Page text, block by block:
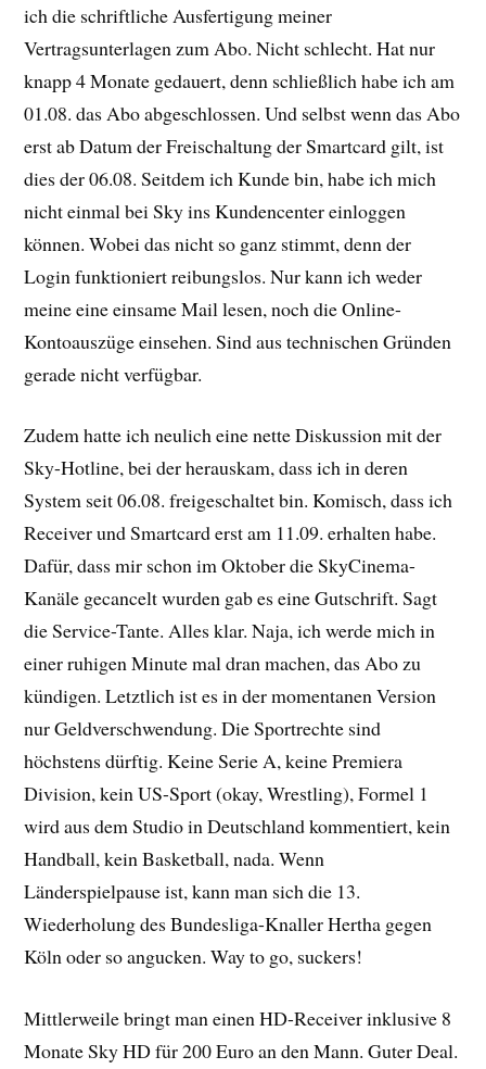
ich die schriftliche Ausfertigung meiner
Vertragsunterlagen zum Abo. Nicht schlecht. Hat nur
knapp 4 Monate gedauert, denn schließlich habe ich am
01.08. das Abo abgeschlossen. Und selbst wenn das Abo
erst ab Datum der Freischaltung der Smartcard gilt, ist
dies der 06.08. Seitdem ich Kunde bin, habe ich mich
nicht einmal bei Sky ins Kundencenter einloggen
können. Wobei das nicht so ganz stimmt, denn der
Login funktioniert reibungslos. Nur kann ich weder
meine eine einsame Mail lesen, noch die Online-
Kontoauszüge einsehen. Sind aus technischen Gründen
gerade nicht verfügbar.
Zudem hatte ich neulich eine nette Diskussion mit der
Sky-Hotline, bei der herauskam, dass ich in deren
System seit 06.08. freigeschaltet bin. Komisch, dass ich
Receiver und Smartcard erst am 11.09. erhalten habe.
Dafür, dass mir schon im Oktober die SkyCinema-
Kanäle gecancelt wurden gab es eine Gutschrift. Sagt
die Service-Tante. Alles klar. Naja, ich werde mich in
einer ruhigen Minute mal dran machen, das Abo zu
kündigen. Letztlich ist es in der momentanen Version
nur Geldverschwendung. Die Sportrechte sind
höchstens dürftig. Keine Serie A, keine Premiera
Division, kein US-Sport (okay, Wrestling), Formel 1
wird aus dem Studio in Deutschland kommentiert, kein
Handball, kein Basketball, nada. Wenn
Länderspielpause ist, kann man sich die 13.
Wiederholung des Bundesliga-Knaller Hertha gegen
Köln oder so angucken. Way to go, suckers!
Mittlerweile bringt man einen HD-Receiver inklusive 8
Monate Sky HD für 200 Euro an den Mann. Guter Deal.